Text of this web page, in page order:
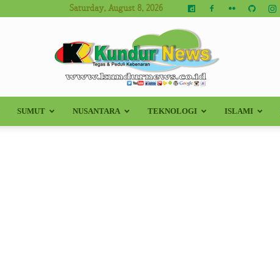
Saturday, August 8, 2026
Kundur
SUMUT NUSANTARA TEKNOLOGI ISLAMI